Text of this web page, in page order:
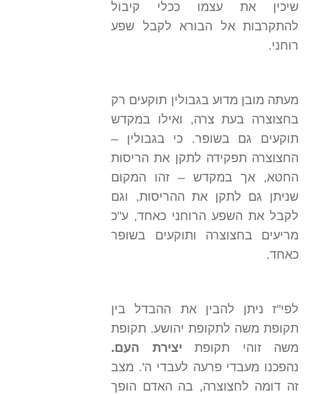
שיכין את עצמו ככלי קיבול
להתקרבות אל הבורא לקבל שפע
רוחני.
מעתה מובן מדוע בגבולין תוקעים רק
בחצוצרה בעת צרה, ואילו במקדש
תוקעים גם בשופר. כי בגבולין –
החצוצרה תפקידה לתקן את הריסות
החטא, אך במקדש – זהו המקום
שניתן גם לתקן את ההריסות, וגם
לקבל את השפע הרוחני כאחד, ע"כ
מריעים בחצוצרה ותוקעים בשופר
כאחד.
לפי"ז ניתן להבין את ההבדל בין
תקופת משה לתקופת יהושע. תקופת
משה זוהי תקופת יצירת העם.
נהפכנו מעבדי פרעה לעבדי ה'. מצב
זה דומה לחצוצרה, בה האדם הופך